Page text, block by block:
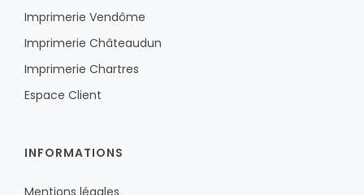
Imprimerie Vendôme
Imprimerie Châteaudun
Imprimerie Chartres
Espace Client
INFORMATIONS
Mentions légales